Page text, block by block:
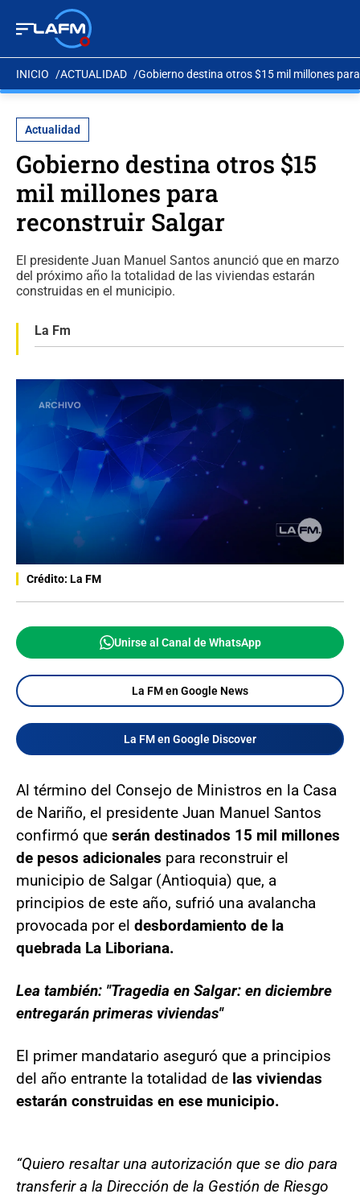
INICIO ACTUALIDAD Gobierno destina otros $15 mil millones
Actualidad
Gobierno destina otros $15
mil millones para
reconstruir Salgar
El presidente Juan Manuel Santos anunció que en marzo
del próximo año la totalidad de las viviendas estarán
construidas en el municipio.
La Fm
Crédito: La FM
Unirse al Canal de WhatsApp
La FM en Google News
La FM en Google Discover
Al término del Consejo de Ministros en la Casa
de Nariño, el presidente Juan Manuel Santos
confirmó que serán destinados 15 mil millones
de pesos adicionales para reconstruir el
municipio de Salgar (Antioquia) que, a
principios de este año, sufrió una avalancha
provocada por el desbordamiento de la
quebrada La Liboriana.
Lea también: "Tragedia en Salgar: en diciembre
entregarán primeras viviendas"
El primer mandatario aseguró que a principios
del año entrante la totalidad de las viviendas
estarán construidas en ese municipio.
“Quiero resaltar una autorización que se dio para
transferir a la Dirección de la Gestión de Riesgo